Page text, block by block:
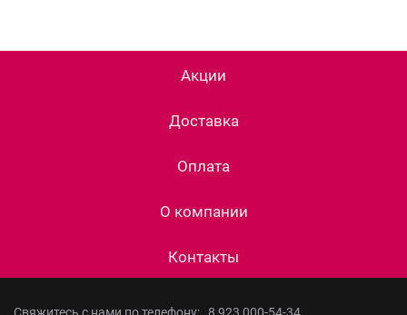
Акции
Доставка
Оплата
О компании
Контакты